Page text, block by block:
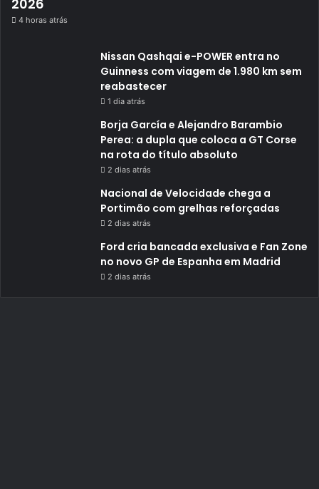
2026
4 horas atrás
Nissan Qashqai e-POWER entra no
Guinness com viagem de 1.980 km sem
reabastecer
1 dia atrás
Borja García e Alejandro Barambio
Perea: a dupla que coloca a GT Corse
na rota do título absoluto
2 dias atrás
Nacional de Velocidade chega a
Portimão com grelhas reforçadas
2 dias atrás
Ford cria bancada exclusiva e Fan Zone
no novo GP de Espanha em Madrid
2 dias atrás